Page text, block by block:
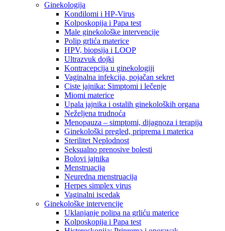
Ginekologija
Kondilomi i HP-Virus
Kolposkopija i Papa test
Male ginekološke intervencije
Polip grlića materice
HPV, biopsija i LOOP
Ultrazvuk dojki
Kontracepcija u ginekologiji
Vaginalna infekcija, pojačan sekret
Ciste jajnika: Simptomi i lečenje
Miomi materice
Upala jajnika i ostalih ginekoloških organa
Neželjena trudnoća
Menopauza – simptomi, dijagnoza i terapija
Ginekološki pregled, priprema i materica
Sterilitet Neplodnost
Seksualno prenosive bolesti
Bolovi jajnika
Menstruacija
Neuredna menstruacija
Herpes simplex virus
Vaginalni iscedak
Ginekološke intervencije
Uklanjanje polipa na grliću materice
Kolposkopija i Papa test